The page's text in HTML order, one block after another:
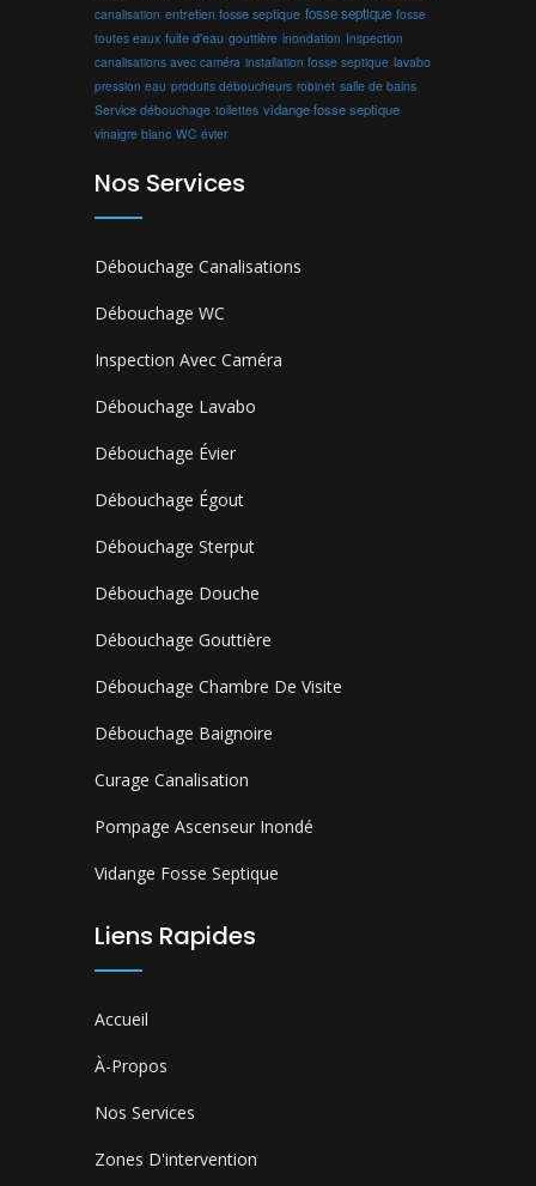
canalisation entretien fosse septique fosse septique fosse
toutes eaux fuite d'eau gouttière inondation Inspection
canalisations avec caméra installation fosse septique lavabo
pression eau produits déboucheurs robinet salle de bains
Service débouchage toilettes vidange fosse septique
vinaigre blanc WC évier
Nos Services
Débouchage Canalisations
Débouchage WC
Inspection Avec Caméra
Débouchage Lavabo
Débouchage Évier
Débouchage Égout
Débouchage Sterput
Débouchage Douche
Débouchage Gouttière
Débouchage Chambre De Visite
Débouchage Baignoire
Curage Canalisation
Pompage Ascenseur Inondé
Vidange Fosse Septique
Liens Rapides
Accueil
À-Propos
Nos Services
Zones D'intervention